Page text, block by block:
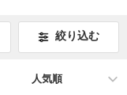
絞り込む